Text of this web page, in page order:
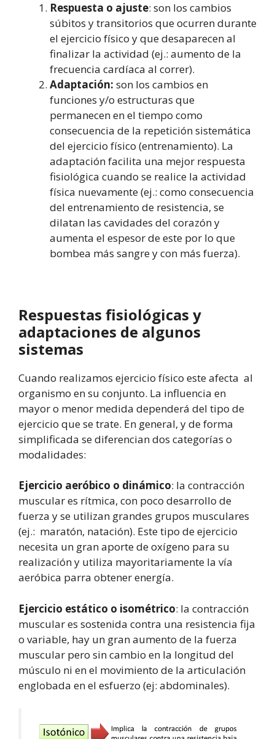
Respuesta o ajuste: son los cambios
súbitos y transitorios que ocurren durante
el ejercicio físico y que desaparecen al
finalizar la actividad (ej.: aumento de la
frecuencia cardíaca al correr).
Adaptación: son los cambios en
funciones y/o estructuras que
permanecen en el tiempo como
consecuencia de la repetición sistemática
del ejercicio físico (entrenamiento). La
adaptación facilita una mejor respuesta
fisiológica cuando se realice la actividad
física nuevamente (ej.: como consecuencia
del entrenamiento de resistencia, se
dilatan las cavidades del corazón y
aumenta el espesor de este por lo que
bombea más sangre y con más fuerza).
Respuestas fisiológicas y
adaptaciones de algunos
sistemas
Cuando realizamos ejercicio físico este afecta al
organismo en su conjunto. La influencia en
mayor o menor medida dependerá del tipo de
ejercicio que se trate. En general, y de forma
simplificada se diferencian dos categorías o
modalidades:
Ejercicio aeróbico o dinámico: la contracción
muscular es rítmica, con poco desarrollo de
fuerza y se utilizan grandes grupos musculares
(ej.: maratón, natación). Este tipo de ejercicio
necesita un gran aporte de oxígeno para su
realización y utiliza mayoritariamente la vía
aeróbica parra obtener energía.
Ejercicio estático o isométrico: la contracción
muscular es sostenida contra una resistencia fija
o variable, hay un gran aumento de la fuerza
muscular pero sin cambio en la longitud del
músculo ni en el movimiento de la articulación
englobada en el esfuerzo (ej: abdominales).